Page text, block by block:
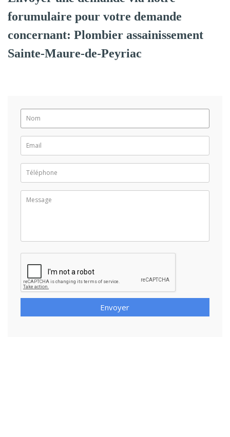
forumulaire pour votre demande
concernant: Plombier assainissement
Sainte-Maure-de-Peyriac
Envoyer